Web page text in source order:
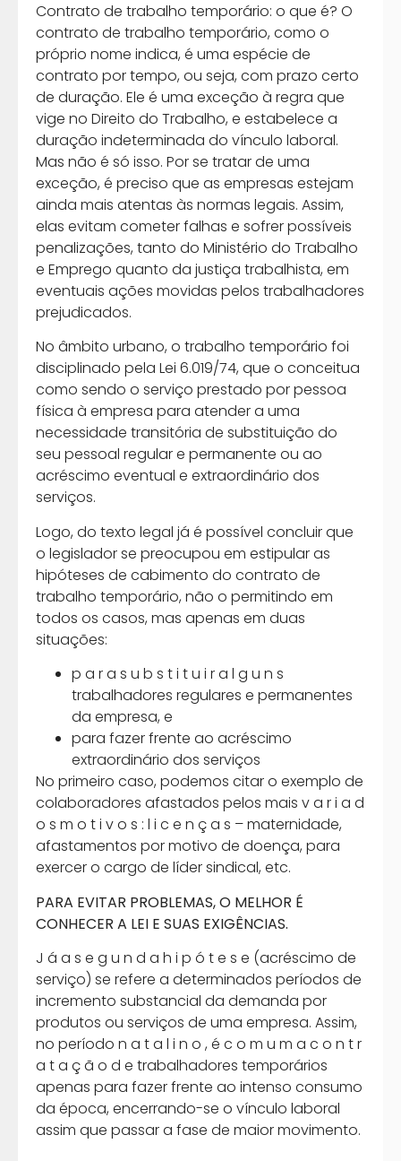
Contrato de trabalho temporário: o que é? O
contrato de trabalho temporário, como o
próprio nome indica, é uma espécie de
contrato por tempo, ou seja, com prazo certo
de duração. Ele é uma exceção à regra que
vige no Direito do Trabalho, e estabelece a
duração indeterminada do vínculo laboral.
Mas não é só isso. Por se tratar de uma
exceção, é preciso que as empresas estejam
ainda mais atentas às normas legais. Assim,
elas evitam cometer falhas e sofrer possíveis
penalizações, tanto do Ministério do Trabalho
e Emprego quanto da justiça trabalhista, em
eventuais ações movidas pelos trabalhadores
prejudicados.
No âmbito urbano, o trabalho temporário foi
disciplinado pela Lei 6.019/74, que o conceitua
como sendo o serviço prestado por pessoa
física à empresa para atender a uma
necessidade transitória de substituição do
seu pessoal regular e permanente ou ao
acréscimo eventual e extraordinário dos
serviços.
Logo, do texto legal já é possível concluir que
o legislador se preocupou em estipular as
hipóteses de cabimento do contrato de
trabalho temporário, não o permitindo em
todos os casos, mas apenas em duas
situações:
p a r a s u b s t i t u i r a l g u n s
trabalhadores regulares e permanentes
da empresa, e
para fazer frente ao acréscimo
extraordinário dos serviços
No primeiro caso, podemos citar o exemplo de
colaboradores afastados pelos mais v a r i a d
o s m o t i v o s : l i c e n ç a s – maternidade,
afastamentos por motivo de doença, para
exercer o cargo de líder sindical, etc.
PARA EVITAR PROBLEMAS, O MELHOR É
CONHECER A LEI E SUAS EXIGÊNCIAS.
J á a s e g u n d a h i p ó t e s e (acréscimo de
serviço) se refere a determinados períodos de
incremento substancial da demanda por
produtos ou serviços de uma empresa. Assim,
no período n a t a l i n o , é c o m u m a c o n t r
a t a ç ã o d e trabalhadores temporários
apenas para fazer frente ao intenso consumo
da época, encerrando-se o vínculo laboral
assim que passar a fase de maior movimento.